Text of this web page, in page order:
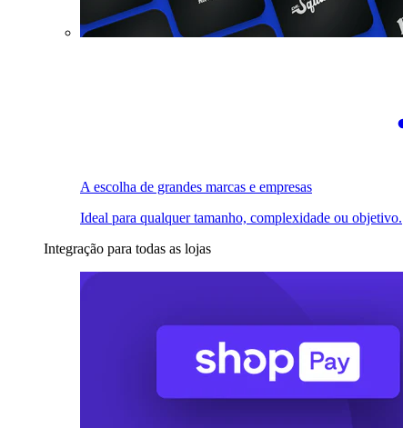
A escolha de grandes marcas e empresas
Ideal para qualquer tamanho, complexidade ou objetivo.
Integração para todas as lojas